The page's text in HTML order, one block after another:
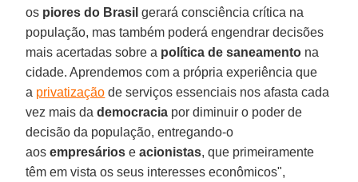
os piores do Brasil gerará consciência crítica na
população, mas também poderá engendrar decisões
mais acertadas sobre a política de saneamento na
cidade. Aprendemos com a própria experiência que
a privatização de serviços essenciais nos afasta cada
vez mais dademocracia por diminuir o poder de
decisão da população, entregando-o
aosempresários eacionistas, que primeiramente
têm em vista os seus interesses econômicos",